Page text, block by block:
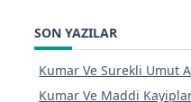
SON YAZILAR
Kumar Ve Surekli Umut
Kumar Ve Maddi